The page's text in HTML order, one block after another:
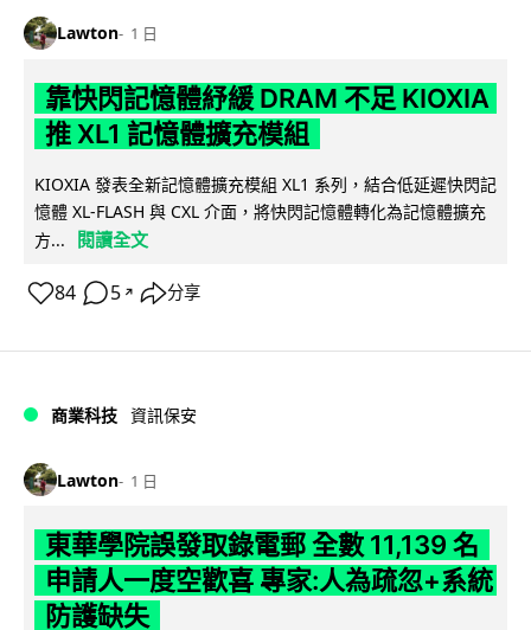
Lawton 1 日
靠快閃記憶體紓緩 DRAM 不足 KIOXIA
推 XL1 記憶體擴充模組
KIOXIA 發表全新記憶體擴充模組 XL1 系列，結合低延遲快閃記
憶體 XL-FLASH 與 CXL 介面，將快閃記憶體轉化為記憶體擴充
方...
閱讀全文
84 5 ↗ 分享
商業科技 資訊保安
Lawton 1 日
東華學院誤發取錄電郵 全數 11,139 名
申請人一度空歡喜 專家:人為疏忽+系統
防護缺失